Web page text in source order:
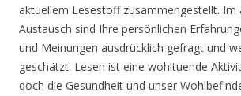
aktuellem Lesestoff zusammengestellt. Im
Austausch sind Ihre persönlichen
und Meinungen ausdrücklich gefragt und
geschätzt. Lesen ist eine wohltuende
doch die Gesundheit und unser